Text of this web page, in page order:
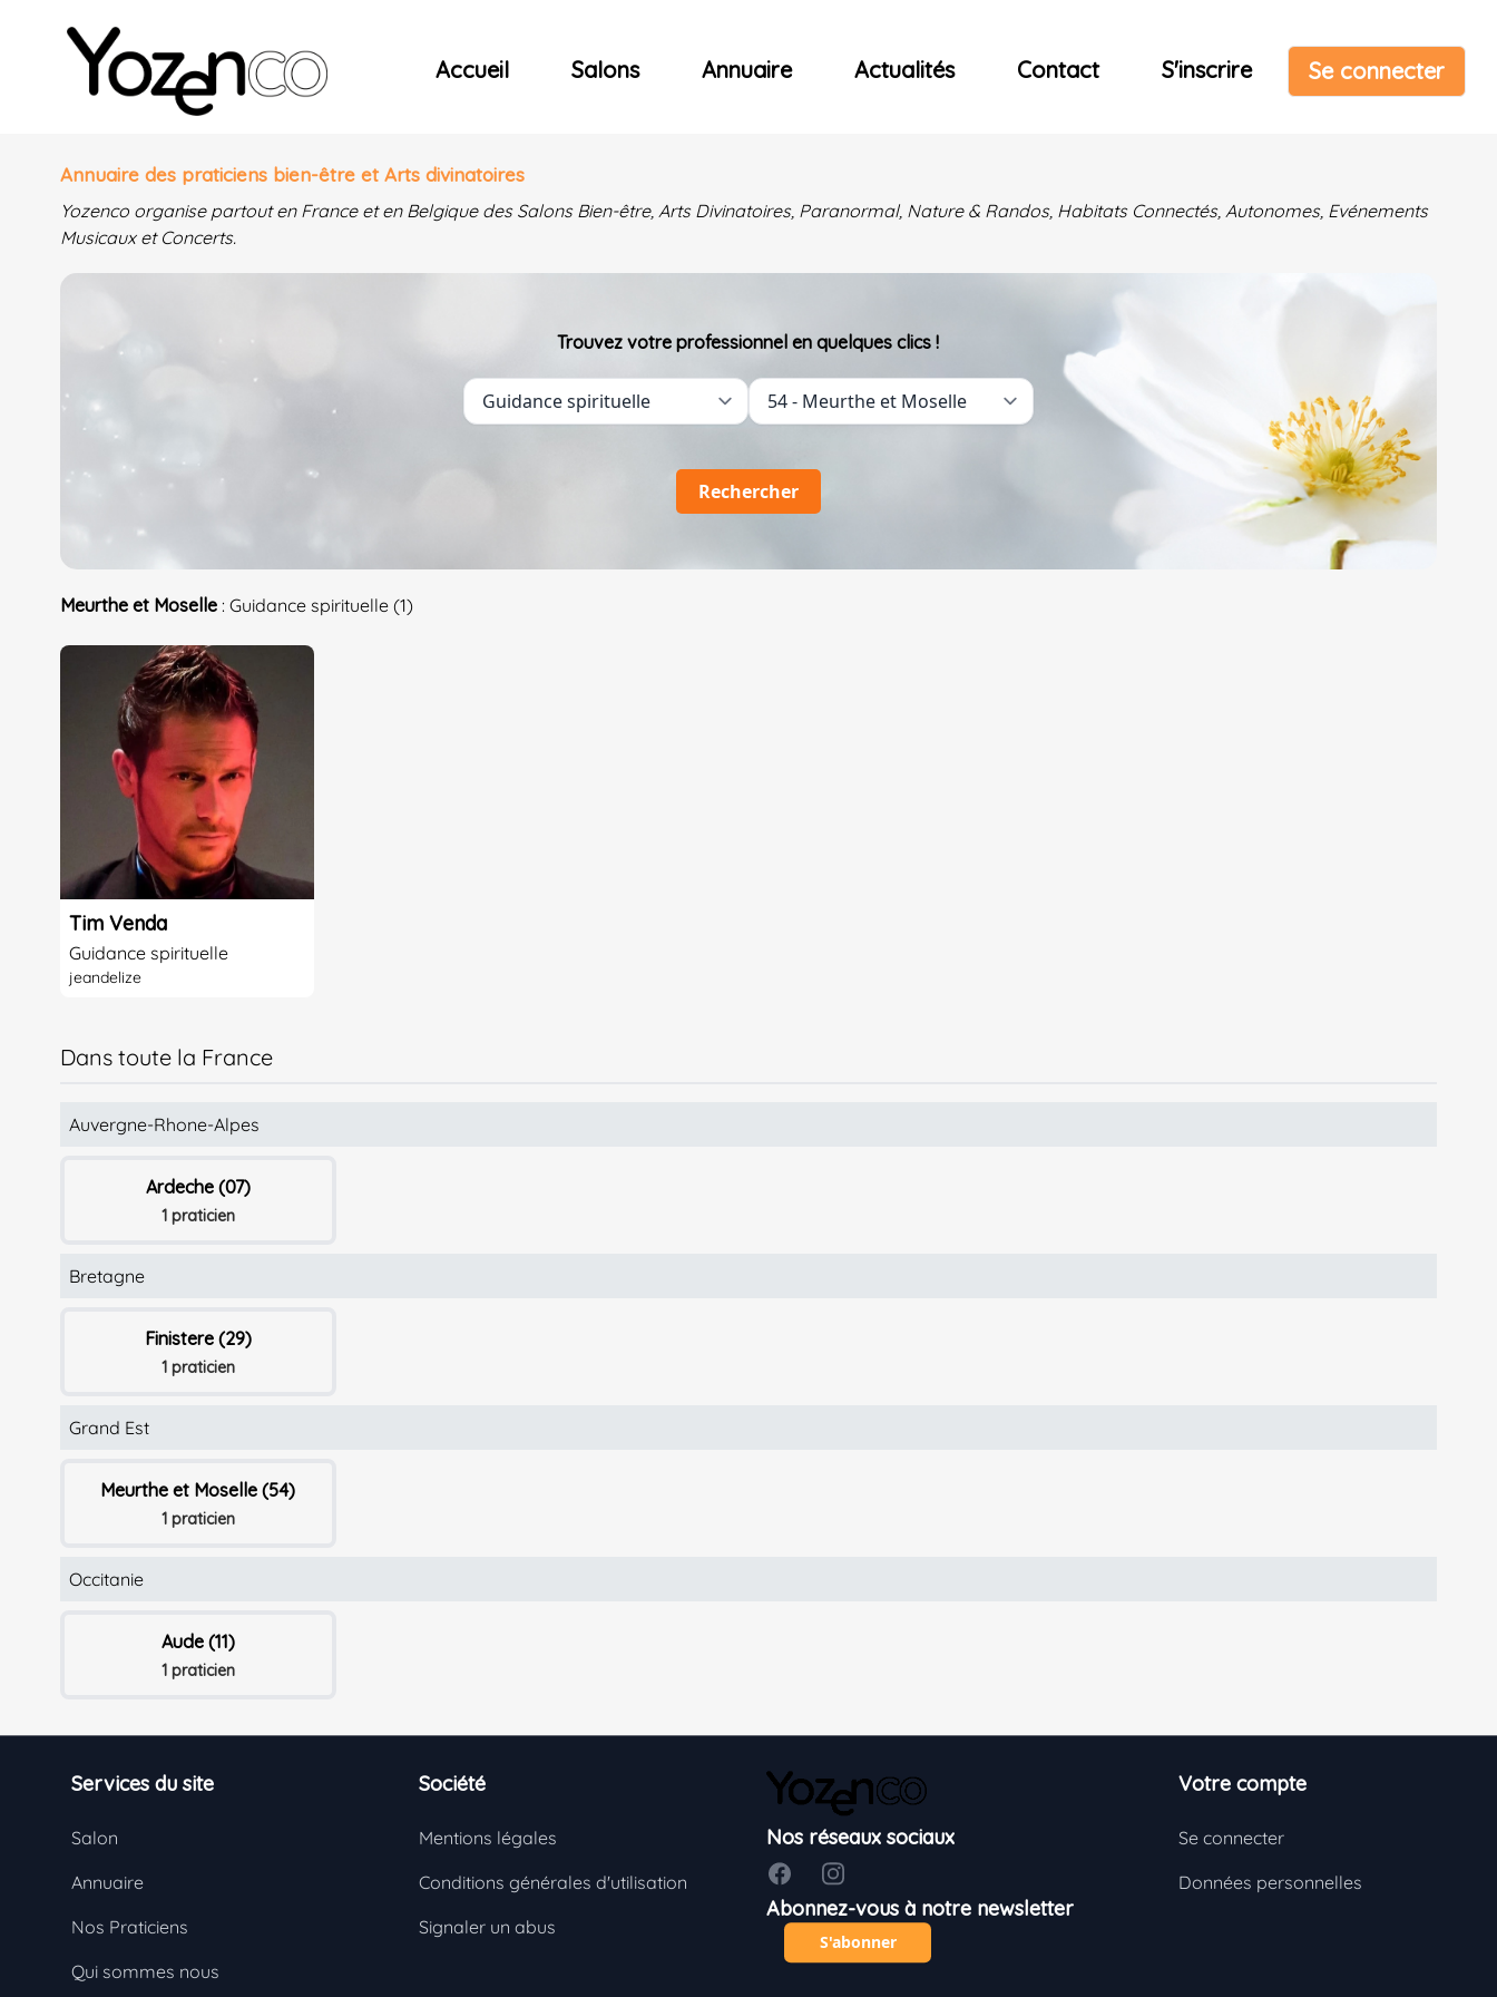
Yozenco - Organisateur de Salons, Evénements et Concerts
Accueil Salons Annuaire Actualités Contact S'inscrire Se connecter
Annuaire des praticiens bien-être et Arts divinatoires
Yozenco organise partout en France et en Belgique des Salons Bien-être, Arts Divinatoires, Paranormal, Nature & Randos, Habitats Connectés, Autonomes, Evénements
Musicaux et Concerts.
Trouvez votre professionnel en quelques clics !
Rechercher
Meurthe et Moselle : Guidance spirituelle (1)
Tim Venda
Guidance spirituelle
jeandelize
Dans toute la France
Auvergne-Rhone-Alpes
Ardeche (07)
1 praticien
Bretagne
Finistere (29)
1 praticien
Grand Est
Meurthe et Moselle (54)
1 praticien
Occitanie
Aude (11)
1 praticien
Services du site
Salon
Annuaire
Nos Praticiens
Qui sommes nous
Société
Mentions légales
Conditions générales d'utilisation
Signaler un abus
Nos réseaux sociaux
FacebookInstagram
Abonnez-vous à notre newsletter
S'abonner
Votre compte
Se connecter
Données personnelles